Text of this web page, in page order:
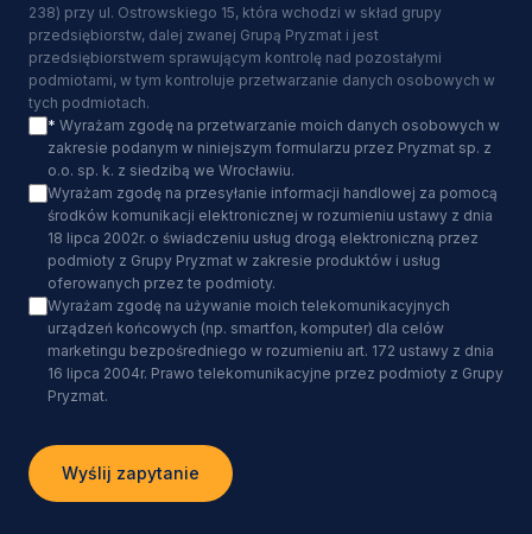
238) przy ul. Ostrowskiego 15, która wchodzi w skład grupy
przedsiębiorstw, dalej zwanej Grupą Pryzmat i jest
przedsiębiorstwem sprawującym kontrolę nad pozostałymi
podmiotami, w tym kontroluje przetwarzanie danych osobowych w
tych podmiotach.
* Wyrażam zgodę na przetwarzanie moich danych osobowych w
zakresie podanym w niniejszym formularzu przez Pryzmat sp. z
o.o. sp. k. z siedzibą we Wrocławiu.
Wyrażam zgodę na przesyłanie informacji handlowej za pomocą
środków komunikacji elektronicznej w rozumieniu ustawy z dnia
18 lipca 2002r. o świadczeniu usług drogą elektroniczną przez
podmioty z Grupy Pryzmat w zakresie produktów i usług
oferowanych przez te podmioty.
Wyrażam zgodę na używanie moich telekomunikacyjnych
urządzeń końcowych (np. smartfon, komputer) dla celów
marketingu bezpośredniego w rozumieniu art. 172 ustawy z dnia
16 lipca 2004r. Prawo telekomunikacyjne przez podmioty z Grupy
Pryzmat.
Wyślij zapytanie